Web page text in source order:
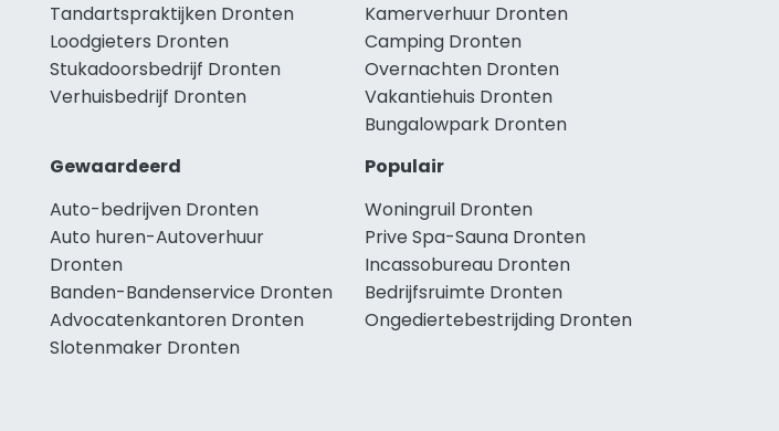
Tandartspraktijken Dronten
Loodgieters Dronten
Stukadoorsbedrijf Dronten
Verhuisbedrijf Dronten
Kamerverhuur Dronten
Camping Dronten
Overnachten Dronten
Vakantiehuis Dronten
Bungalowpark Dronten
Gewaardeerd
Auto-bedrijven Dronten
Auto huren-Autoverhuur
Dronten
Banden-Bandenservice Dronten
Advocatenkantoren Dronten
Slotenmaker Dronten
Populair
Woningruil Dronten
Prive Spa-Sauna Dronten
Incassobureau Dronten
Bedrijfsruimte Dronten
Ongediertebestrijding Dronten